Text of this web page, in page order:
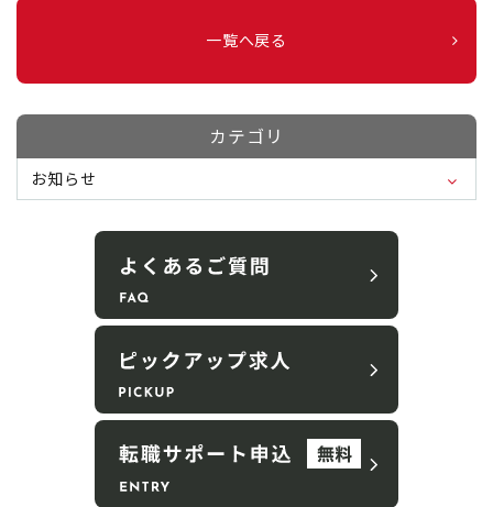
一覧へ戻る
カテゴリ
お知らせ